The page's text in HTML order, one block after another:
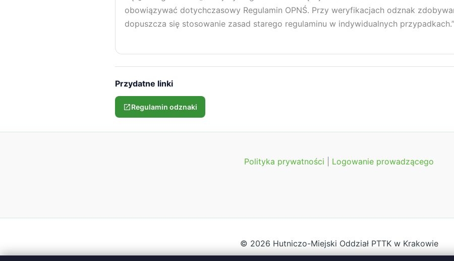
obowiązywać dotychczasowy Regulamin OPNŚ. Przy weryfikacjach odznak
dopuszcza się stosowanie zasad starego regulaminu w indywidualnych przypadkach.”
Przydatne linki
Regulamin odznaki
Polityka prywatności Logowanie prowadzącego
© 2026 Hutniczo-Miejski Oddział PTTK w Krakowie